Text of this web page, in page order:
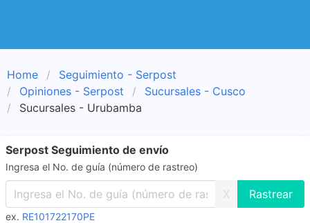
Home
Seguimiento - Serpost
Opiniones - Serpost
Sucursales - Cusco
Sucursales - Urubamba
Serpost Seguimiento de envío
Ingresa el No. de guía (número de rastreo)
X
ex. RE101722170PE